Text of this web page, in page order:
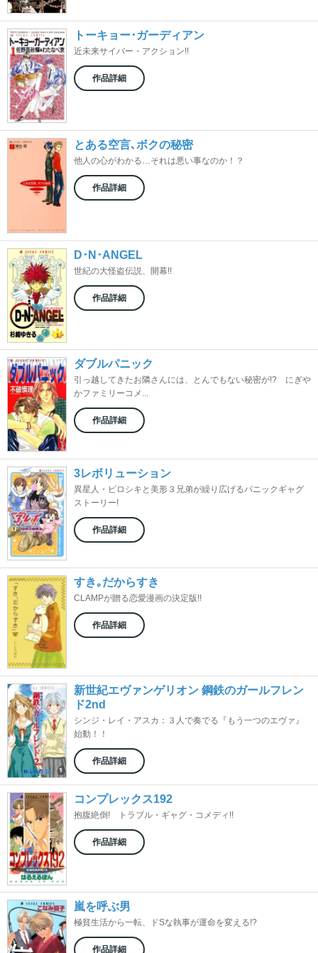
トーキョー･ガーディアン
近未来サイバー・アクション!!
作品詳細
とある空言､ボクの秘密
他人の心がわかる…それは悪い事なのか！？
作品詳細
D･N･ANGEL
世紀の大怪盗伝説、開幕!!
作品詳細
ダブルパニック
引っ越してきたお隣さんには、とんでもない秘密が!? にぎや
かファミリーコメ...
作品詳細
3レボリューション
異星人・ピロシキと美形３兄弟が繰り広げるパニックギャグ
ストーリー!
作品詳細
すき｡だからすき
CLAMPが贈る恋愛漫画の決定版!!
作品詳細
新世紀エヴァンゲリオン 鋼鉄のガールフレン
ド2nd
シンジ・レイ・アスカ：３人で奏でる『もう一つのエヴァ』
始動！！
作品詳細
コンプレックス192
抱腹絶倒! トラブル・ギャグ・コメディ!!
作品詳細
嵐を呼ぶ男
極貧生活から一転、ドSな執事が運命を変える!?
作品詳細